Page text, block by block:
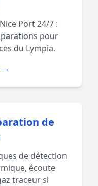
Port 24/7 :
pour
du Lympia.
→
de
de détection
écoute
traceur si